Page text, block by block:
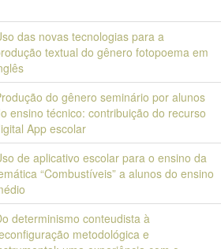
das novas tecnologias para a
textual do gênero fotopoema em
do gênero seminário por alunos
ensino técnico: contribuição do recurso
App escolar
de aplicativo escolar para o ensino da
“Combustíveis” a alunos do ensino
determinismo conteudista à
metodológica e